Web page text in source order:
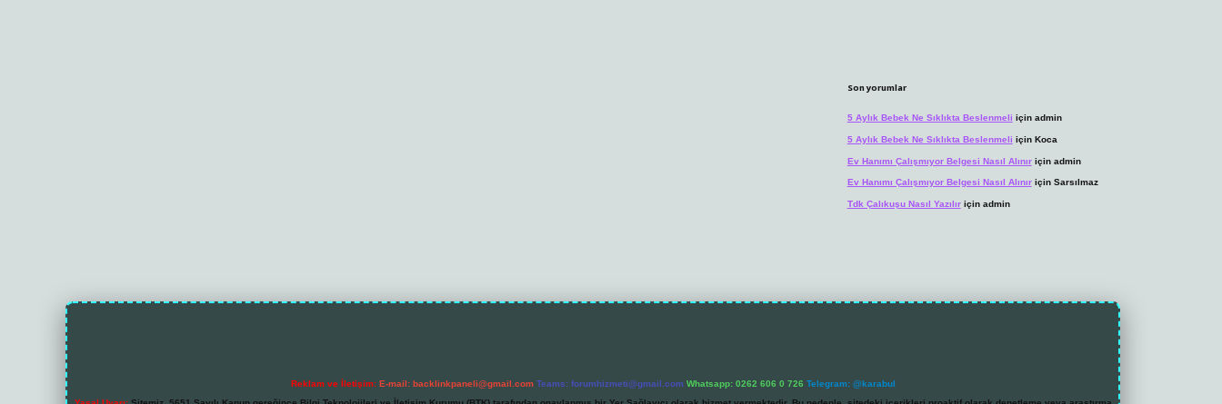
Son yorumlar
5 Aylık Bebek Ne Sıklıkta Beslenmeli için admin
5 Aylık Bebek Ne Sıklıkta Beslenmeli için Koca
Ev Hanımı Çalışmıyor Belgesi Nasıl Alınıriçin admin
Ev Hanımı Çalışmıyor Belgesi Nasıl Alınıriçin Sarsılmaz
Tdk Çalıkuşu Nasıl Yazılıriçin admin
Reklam ve İletişim: E-mail: backlinkpaneli@gmail.com Teams: forumhizmeti@gmail.com Whatsapp: 0262 606 0 726 Telegram: @karabul